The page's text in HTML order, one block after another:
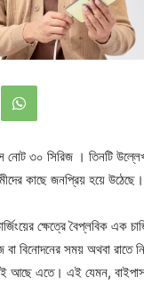
নোট ৩০ সিরিজ । তিনটি
কাছে জনপ্রিয় হয়ে উঠেছে।
ক্ষেত্রে বৈপ্লবিক এক
বিনোদনের সময় অথবা রাতে
এতে। এই যেমন, বাইপাস